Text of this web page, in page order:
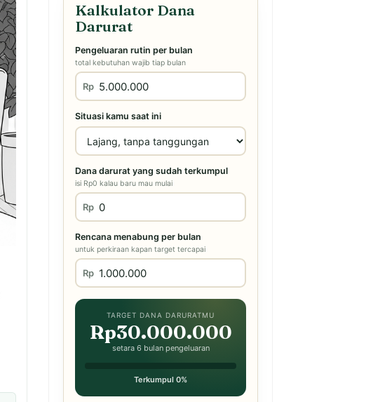
Kalkulator Dana
Darurat
Pengeluaran rutin per bulan
total kebutuhan wajib tiap bulan
Rp
Situasi kamu saat ini
Dana darurat yang sudah terkumpul
isi Rp0 kalau baru mau mulai
Rp
Rencana menabung per bulan
untuk perkiraan kapan target tercapai
Rp
TARGET DANA DARURATMU
Rp30.000.000
setara 6 bulan pengeluaran
Terkumpul 0%